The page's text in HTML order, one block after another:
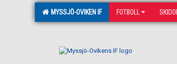
MYSSJÖ-OVIKEN IF FOTBOLL